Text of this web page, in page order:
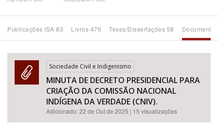
Subtema
Área de Levantamento
Área Protegida
Publicações ISA 83 Livros 476 Teses/Dissertações 58
Sociedade Civil e Indigenismo
MINUTA DE DECRETO PRESIDENCIAL PARA
CRIAÇÃO DA COMISSÃO NACIONAL
INDÍGENA DA VERDADE (CNIV).
Adicionado:22 de Out de 2025 | 15 visualizações